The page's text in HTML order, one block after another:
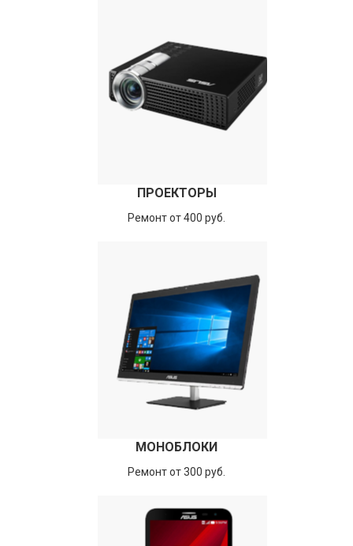
ПРОЕКТОРЫ
Ремонт от 400 руб.
МОНОБЛОКИ
Ремонт от 300 руб.